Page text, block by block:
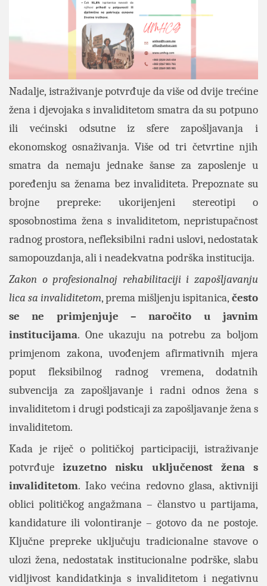
Nadalje, istraživanje potvrđuje da više od dvije trećine
žena i djevojaka s invaliditetom smatra da su potpuno
ili većinski odsutne iz sfere zapošljavanja i
ekonomskog osnaživanja. Više od tri četvrtine njih
smatra da nemaju jednake šanse za zaposlenje u
poređenju sa ženama bez invaliditeta. Prepoznate su
brojne prepreke: ukorijenjeni stereotipi o
sposobnostima žena s invaliditetom, nepristupačnost
radnog prostora, nefleksibilni radni uslovi, nedostatak
samopouzdanja, ali i neadekvatna podrška institucija.
Zakon o profesionalnoj rehabilitaciji i zapošljavanju
lica sa invaliditetom, prema mišljenju ispitanica, često
se ne primjenjuje – naročito u javnim
institucijama. One ukazuju na potrebu za boljom
primjenom zakona, uvođenjem afirmativnih mjera
poput fleksibilnog radnog vremena, dodatnih
subvencija za zapošljavanje i radni odnos žena s
invaliditetom i drugi podsticaji za zapošljavanje žena s
invaliditetom.
Kada je riječ o političkoj participaciji, istraživanje
potvrđuje izuzetno nisku uključenost žena s
invaliditetom. Iako većina redovno glasa, aktivniji
oblici političkog angažmana – članstvo u partijama,
kandidature ili volontiranje – gotovo da ne postoje.
Ključne prepreke uključuju tradicionalne stavove o
ulozi žena, nedostatak institucionalne podrške, slabu
vidljivost kandidatkinja s invaliditetom i negativnu